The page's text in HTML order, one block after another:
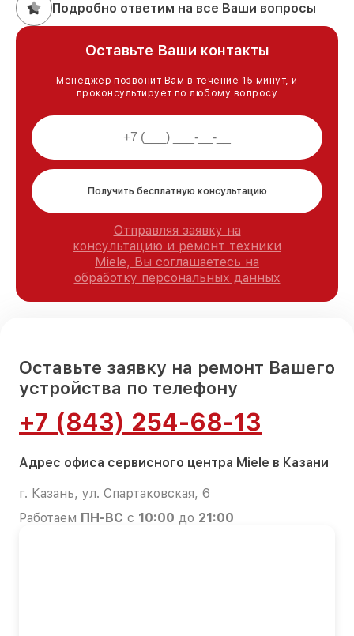
Подробно ответим на все Ваши вопросы
Оставьте Ваши контакты
Менеджер позвонит Вам в течение 15 минут, и
проконсультирует по любому вопросу
Получить бесплатную консультацию
Отправляя заявку на
консультацию и ремонт техники
Miele, Вы соглашаетесь на
обработку персональных данных
Оставьте заявку на ремонт Вашего
устройства по телефону
+7 (843) 254-68-13
Адрес офиса сервисного центра Miele в Казани
г. Казань, ул. Спартаковская, 6
Работаем ПН-ВС с 10:00 до 21:00